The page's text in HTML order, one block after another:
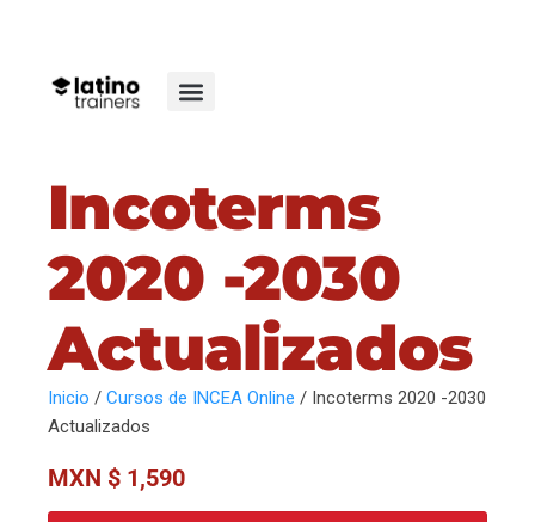
Incoterms
2020 -2030
Actualizados
Inicio / Cursos de INCEA Online / Incoterms 2020 -2030
Actualizados
MXN $ 1,590